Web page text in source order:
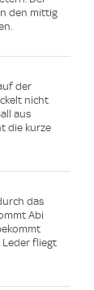
den mittig
der
nicht
aus
die kurze
das
Abi
Leder fliegt